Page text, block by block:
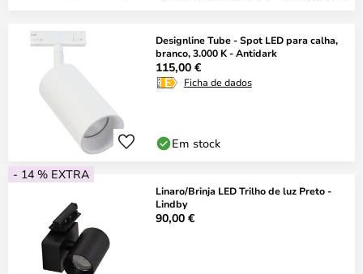
Designline Tube - Spot LED para calha,
branco, 3.000 K - Antidark
115,00 €
Ficha de dados
Em stock
- 14 % EXTRA
Linaro/Brinja LED Trilho de luz Preto -
Lindby
90,00 €